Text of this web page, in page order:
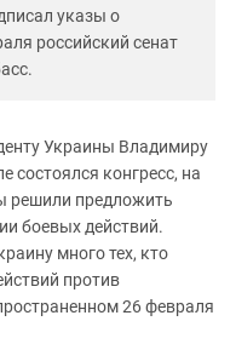
указы о
российский сенат
Украины Владимиру
состоялся конгресс, на
решили предложить
боевых действий.
много тех, кто
против
26 февраля